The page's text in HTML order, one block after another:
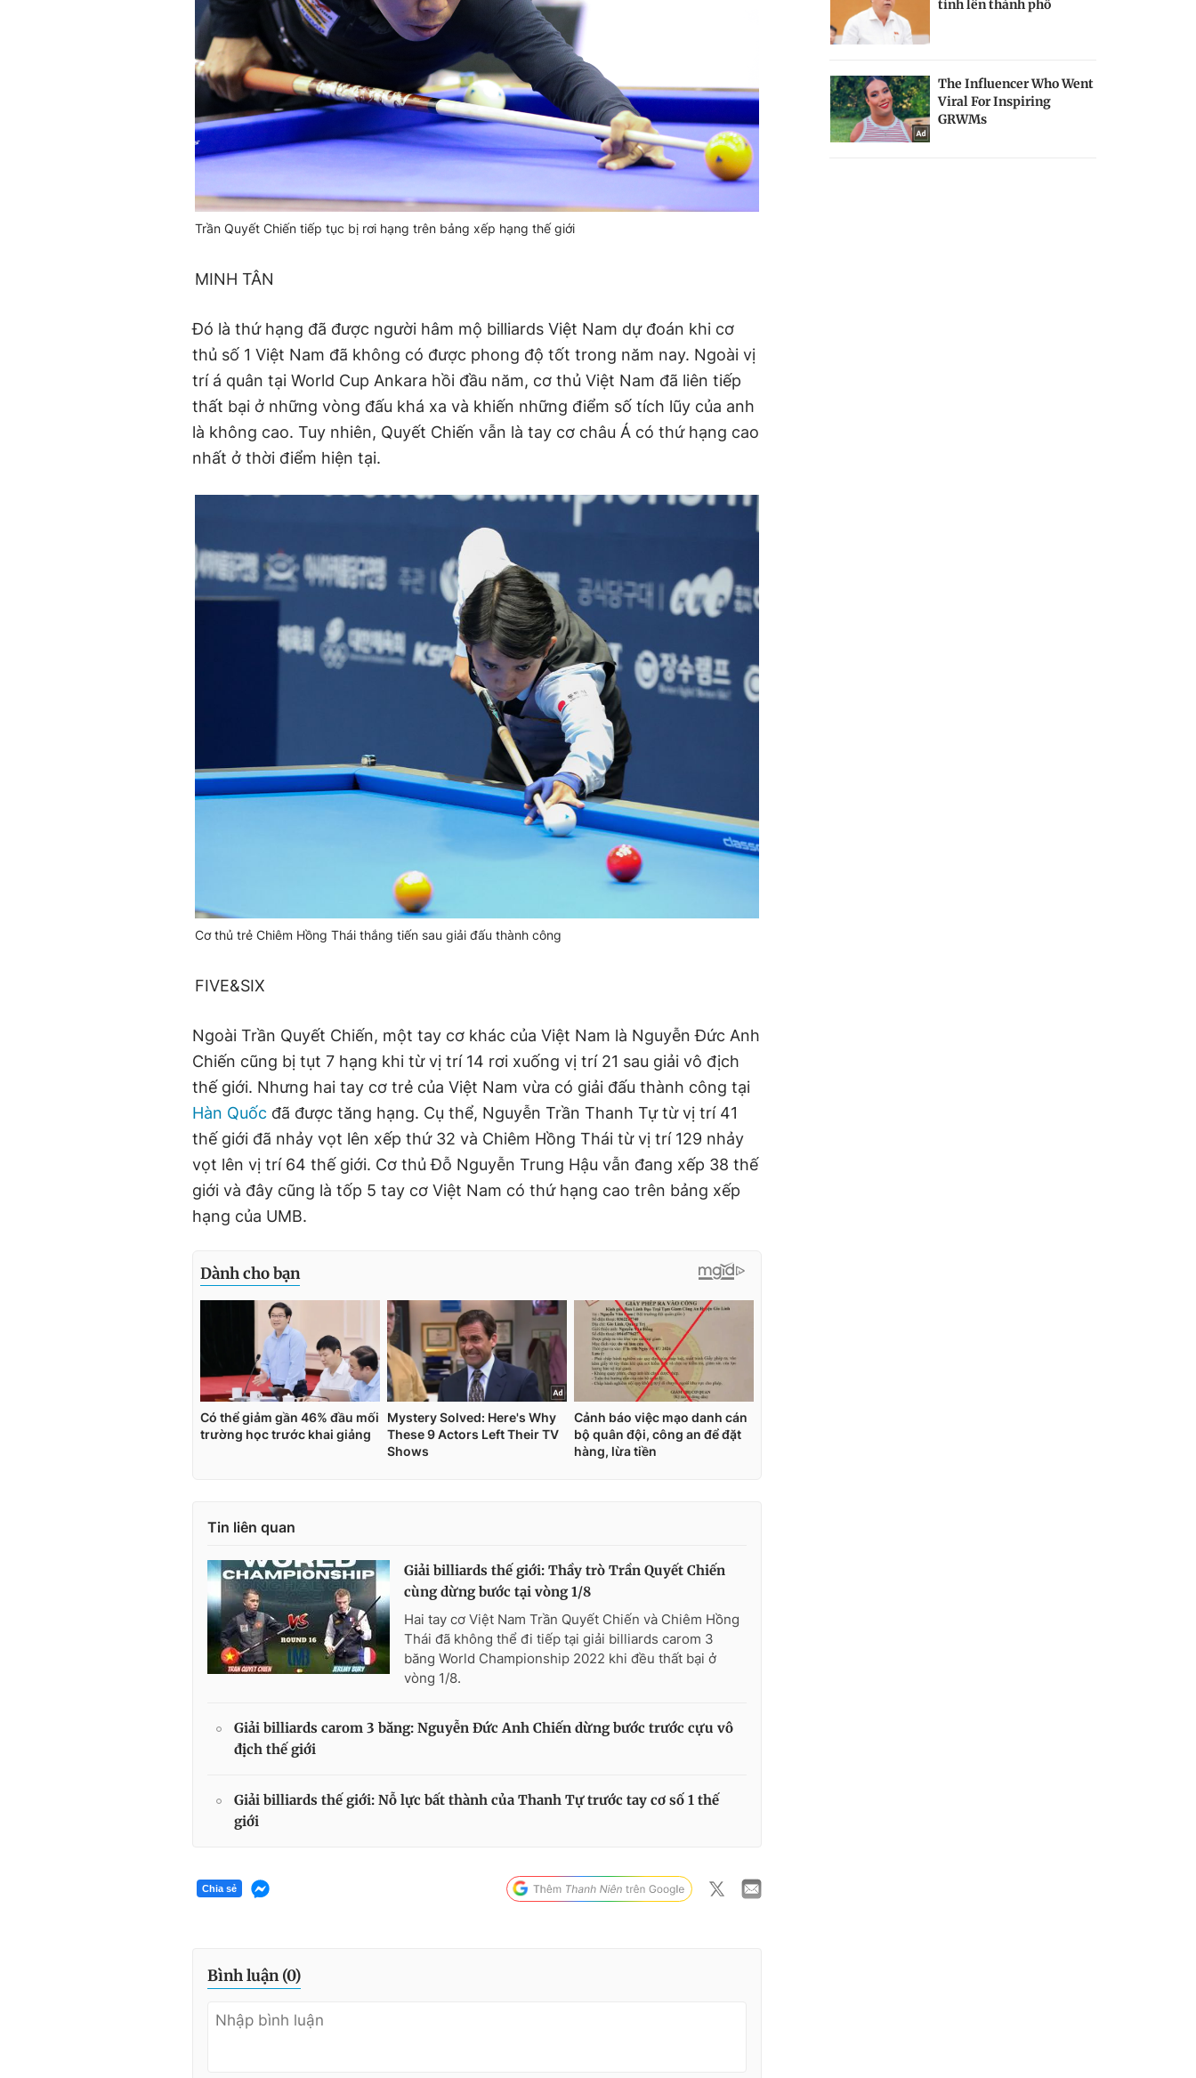
Trần Quyết Chiến tiếp tục bị rơi hạng trên bảng xếp hạng thế giới
MINH TÂN
Đó là thứ hạng đã được người hâm mộ billiards Việt Nam dự đoán khi cơ
thủ số 1 Việt Nam đã không có được phong độ tốt trong năm nay. Ngoài vị
trí á quân tại World Cup Ankara hồi đầu năm, cơ thủ Việt Nam đã liên tiếp
thất bại ở những vòng đấu khá xa và khiến những điểm số tích lũy của anh
là không cao. Tuy nhiên, Quyết Chiến vẫn là tay cơ châu Á có thứ hạng cao
nhất ở thời điểm hiện tại.
Cơ thủ trẻ Chiêm Hồng Thái thắng tiến sau giải đấu thành công
FIVE&SIX
Ngoài Trần Quyết Chiến, một tay cơ khác của Việt Nam là Nguyễn Đức Anh
Chiến cũng bị tụt 7 hạng khi từ vị trí 14 rơi xuống vị trí 21 sau giải vô địch
thế giới. Nhưng hai tay cơ trẻ của Việt Nam vừa có giải đấu thành công tại
Hàn Quốc đã được tăng hạng. Cụ thể, Nguyễn Trần Thanh Tự từ vị trí 41
thế giới đã nhảy vọt lên xếp thứ 32 và Chiêm Hồng Thái từ vị trí 129 nhảy
vọt lên vị trí 64 thế giới. Cơ thủ Đỗ Nguyễn Trung Hậu vẫn đang xếp 38 thế
giới và đây cũng là tốp 5 tay cơ Việt Nam có thứ hạng cao trên bảng xếp
hạng của UMB.
Tin liên quan
Giải billiards thế giới: Thầy trò Trần Quyết Chiến
cùng dừng bước tại vòng 1/8
Hai tay cơ Việt Nam Trần Quyết Chiến và Chiêm Hồng
Thái đã không thể đi tiếp tại giải billiards carom 3
băng World Championship 2022 khi đều thất bại ở
vòng 1/8.
Giải billiards carom 3 băng: Nguyễn Đức Anh Chiến dừng bước trước cựu vô
địch thế giới
Giải billiards thế giới: Nỗ lực bất thành của Thanh Tự trước tay cơ số 1 thế
giới
Chia sẻ
Bình luận (0)